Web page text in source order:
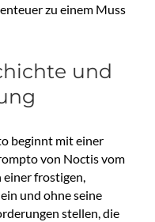
zu einem Muss
und
beginnt mit einer
von Noctis vom
einer frostigen,
und ohne seine
stellen, die